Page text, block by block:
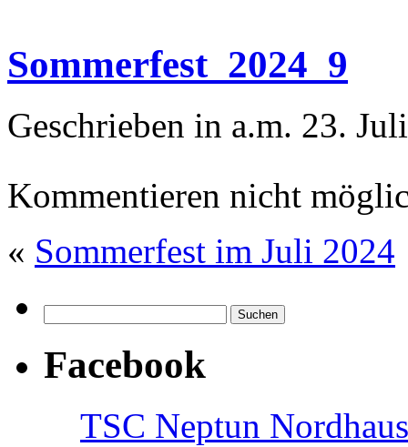
Sommerfest_2024_9
Geschrieben in a.m. 23.
Kommentieren nicht
« Sommerfest im Juli 2024
Facebook
TSC Neptun